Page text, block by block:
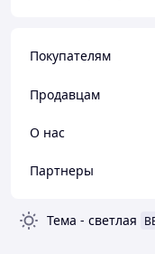
Покупателям
Продавцам
О нас
Партнеры
Тема - светлая